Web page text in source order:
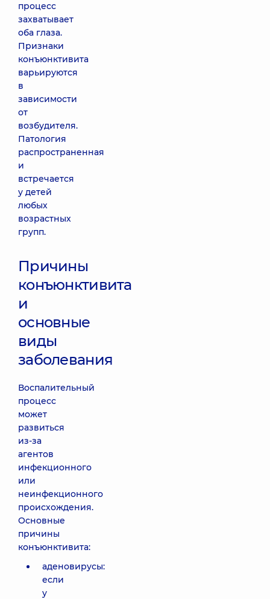
процесс
захватывает
оба глаза.
Признаки
конъюнктивита
варьируются
в
зависимости
от
возбудителя.
Патология
распространенная
и
встречается
у детей
любых
возрастных
групп.
Причины
конъюнктивита
и
основные
виды
заболевания
Воспалительный
процесс
может
развиться
из-за
агентов
инфекционного
или
неинфекционного
происхождения.
Основные
причины
конъюнктивита:
аденовирусы:
если
у